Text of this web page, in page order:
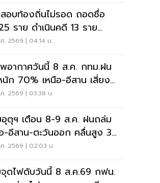
อบท้องถิ่นไม่รอด ถอดชื่อ
ราย ดำเนินคดี 13 ราย
ล่เส้นการเงิน
. 2569 | 04:14 น.
อากาศวันนี้ 8 ส.ค. กทม.ฝน
ก 70% เหนือ-อีสาน เสี่ยงน้ำ
บพลัน
. 2569 | 03:38 น.
ตุฯ เตือน 8-9 ส.ค. ฝนถล่ม
-อีสาน-ตะวันออก คลื่นสูง 3
. 2569 | 02:03 น.
ดไฟดับวันนี้ 8 ส.ค.69 กฟน.